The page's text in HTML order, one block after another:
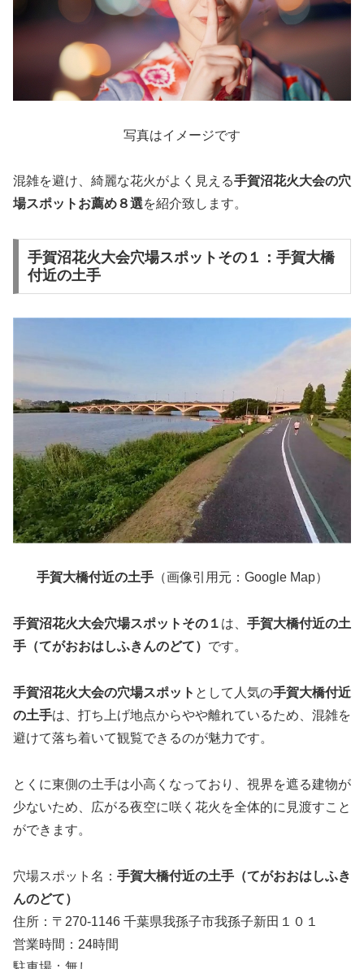
写真はイメージです
混雑を避け、綺麗な花火がよく見える手賀沼花火大会の穴
場スポットお薦め８選を紹介致します。
手賀沼花火大会穴場スポットその１：手賀大橋
付近の土手
手賀大橋付近の土手（画像引用元：Google Map）
手賀沼花火大会穴場スポットその１ は、 手賀大橋付近の土
手（てがおおはしふきんのどて） です。
手賀沼花火大会の穴場スポット として人気の手賀大橋付近
の土手は、打ち上げ地点からやや離れているため、混雑を
避けて落ち着いて観覧できるのが魅力です。
とくに東側の土手は小高くなっており、視界を遮る建物が
少ないため、広がる夜空に咲く花火を全体的に見渡すこと
ができます。
穴場スポット名： 手賀大橋付近の土手（てがおおはしふき
んのどて）
住所：〒270-1146 千葉県我孫子市我孫子新田１０１
営業時間：24時間